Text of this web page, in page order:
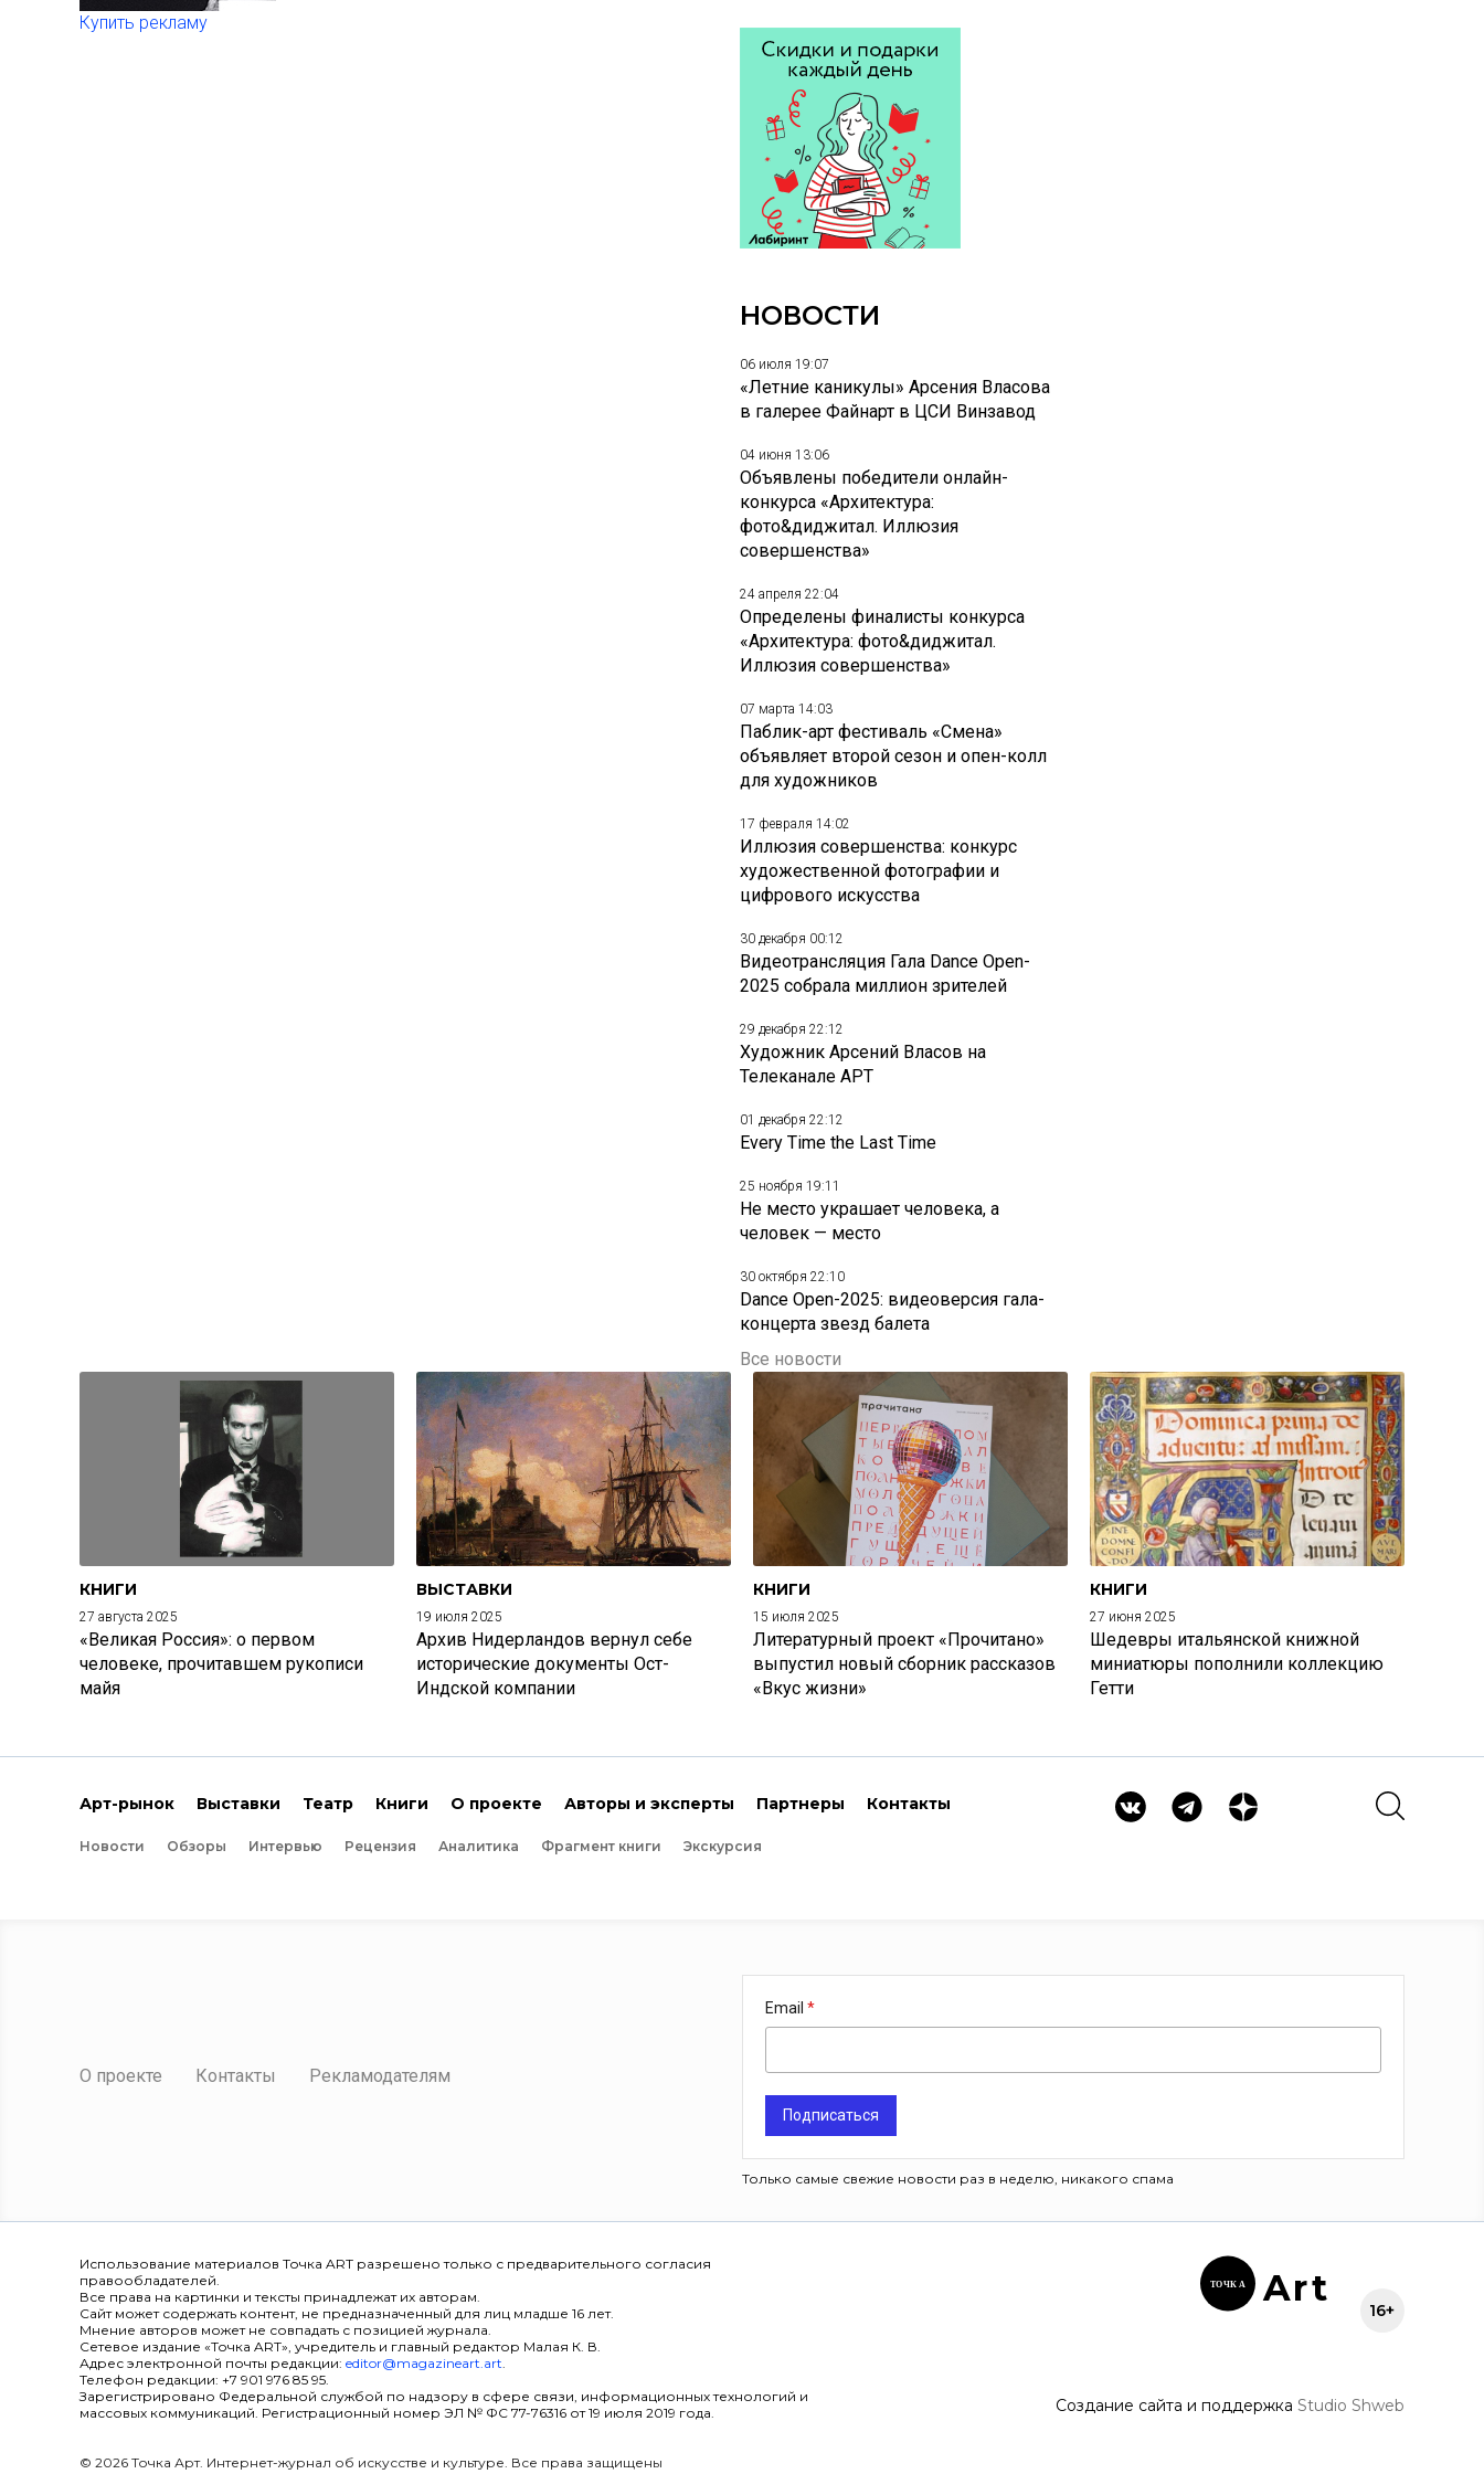
Купить рекламу
НОВОСТИ
06 июля 19:07
«Летние каникулы» Арсения Власова
в галерее Файнарт в ЦСИ Винзавод
04 июня 13:06
Объявлены победители онлайн-
конкурса «Архитектура:
фото&диджитал. Иллюзия
совершенства»
24 апреля 22:04
Определены финалисты конкурса
«Архитектура: фото&диджитал.
Иллюзия совершенства»
07 марта 14:03
Паблик-арт фестиваль «Смена»
объявляет второй сезон и опен-колл
для художников
17 февраля 14:02
Иллюзия совершенства: конкурс
художественной фотографии и
цифрового искусства
30 декабря 00:12
Видеотрансляция Гала Dance Open-
2025 собрала миллион зрителей
29 декабря 22:12
Художник Арсений Власов на
Телеканале АРТ
01 декабря 22:12
Every Time the Last Time
25 ноября 19:11
Не место украшает человека, а
человек — место
30 октября 22:10
Dance Open-2025: видеоверсия гала-
концерта звезд балета
Все новости
КНИГИ
27 августа 2025
«Великая Россия»: о первом
человеке, прочитавшем рукописи
майя
ВЫСТАВКИ
19 июля 2025
Архив Нидерландов вернул себе
исторические документы Ост-
Индской компании
КНИГИ
15 июля 2025
Литературный проект «Прочитано»
выпустил новый сборник рассказов
«Вкус жизни»
КНИГИ
27 июня 2025
Шедевры итальянской книжной
миниатюры пополнили коллекцию
Гетти
Арт-рынок Выставки Театр Книги О проекте Авторы и эксперты Партнеры Контакты
Новости Обзоры Интервью Рецензия Аналитика Фрагмент книги Экскурсия
О проекте Контакты Рекламодателям
Email
Подписаться
Только самые свежие новости раз в неделю, никакого спама
Использование материалов Точка ART разрешено только с предварительного согласия
правообладателей.
Все права на картинки и тексты принадлежат их авторам.
Сайт может содержать контент, не предназначенный для лиц младше 16 лет.
Мнение авторов может не совпадать с позицией журнала.
Сетевое издание «Точка ART», учредитель и главный редактор Малая К. В.
Адрес электронной почты редакции: editor@magazineart.art.
Телефон редакции: +7 901 976 85 95.
Зарегистрировано Федеральной службой по надзору в сфере связи, информационных технологий и
массовых коммуникаций. Регистрационный номер ЭЛ № ФС 77-76316 от 19 июля 2019 года.
© 2026 Точка Арт. Интернет-журнал об искусстве и культуре. Все права защищены
ТОЧК А Art
16+
Создание сайта и поддержка Studio Shweb